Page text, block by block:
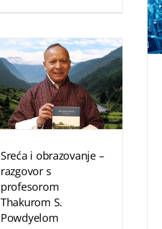
Sreća i obrazovanje –
razgovor s
profesorom
Thakurom S.
Powdyelom